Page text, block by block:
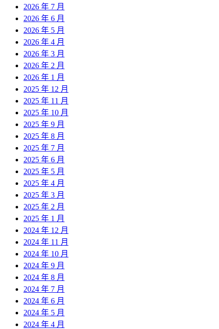
2026 年 7 月
2026 年 6 月
2026 年 5 月
2026 年 4 月
2026 年 3 月
2026 年 2 月
2026 年 1 月
2025 年 12 月
2025 年 11 月
2025 年 10 月
2025 年 9 月
2025 年 8 月
2025 年 7 月
2025 年 6 月
2025 年 5 月
2025 年 4 月
2025 年 3 月
2025 年 2 月
2025 年 1 月
2024 年 12 月
2024 年 11 月
2024 年 10 月
2024 年 9 月
2024 年 8 月
2024 年 7 月
2024 年 6 月
2024 年 5 月
2024 年 4 月